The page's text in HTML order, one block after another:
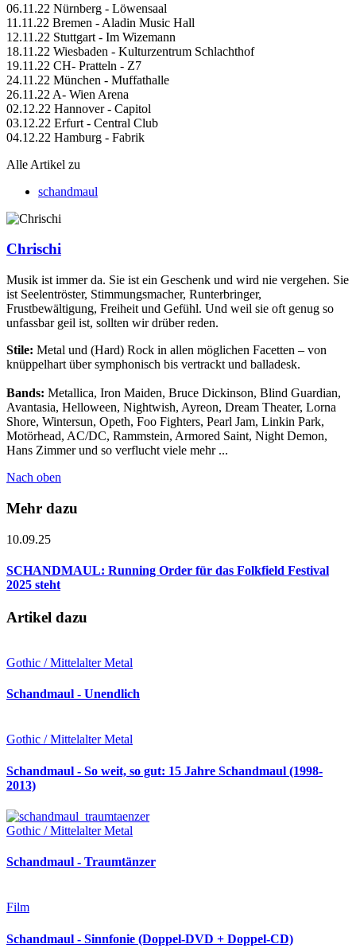
06.11.22 Nürnberg - Löwensaal
11.11.22 Bremen - Aladin Music Hall
12.11.22 Stuttgart - Im Wizemann
18.11.22 Wiesbaden - Kulturzentrum Schlachthof
19.11.22 CH- Pratteln - Z7
24.11.22 München - Muffathalle
26.11.22 A- Wien Arena
02.12.22 Hannover - Capitol
03.12.22 Erfurt - Central Club
04.12.22 Hamburg - Fabrik
Alle Artikel zu
schandmaul
Chrischi
Musik ist immer da. Sie ist ein Geschenk und wird nie vergehen. Sie
ist Seelentröster, Stimmungsmacher, Runterbringer,
Frustbewältigung, Freiheit und Gefühl. Und weil sie oft genug so
unfassbar geil ist, sollten wir drüber reden.
Stile: Metal und (Hard) Rock in allen möglichen Facetten – von
knüppelhart über symphonisch bis vertrackt und balladesk.
Bands: Metallica, Iron Maiden, Bruce Dickinson, Blind Guardian,
Avantasia, Helloween, Nightwish, Ayreon, Dream Theater, Lorna
Shore, Wintersun, Opeth, Foo Fighters, Pearl Jam, Linkin Park,
Motörhead, AC/DC, Rammstein, Armored Saint, Night Demon,
Hans Zimmer und so verflucht viele mehr ...
Nach oben
Mehr dazu
10.09.25
SCHANDMAUL: Running Order für das Folkfield Festival
2025 steht
Artikel dazu
Gothic / Mittelalter Metal
Schandmaul - Unendlich
Gothic / Mittelalter Metal
Schandmaul - So weit, so gut: 15 Jahre Schandmaul (1998-
2013)
Gothic / Mittelalter Metal
Schandmaul - Traumtänzer
Film
Schandmaul - Sinnfonie (Doppel-DVD + Doppel-CD)